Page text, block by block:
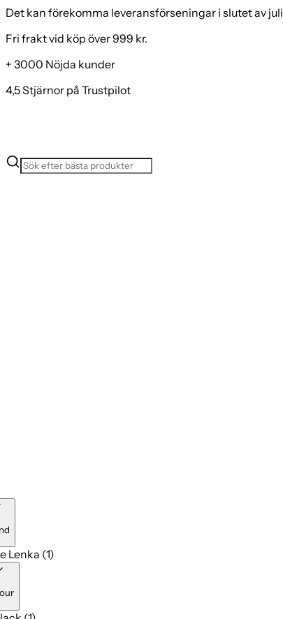
Det kan förekomma leveransförseningar i slutet av juli
Fri frakt vid köp över 999 kr.
+ 3000 Nöjda kunder
4,5 Stjärnor på Trustpilot
Lenka (1)